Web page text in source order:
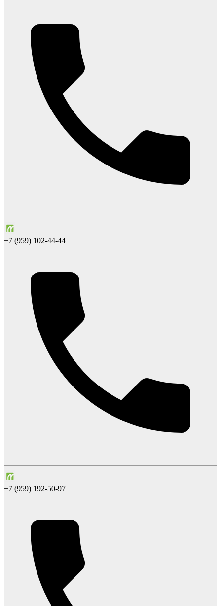
+7 (959) 102-44-44
+7 (959) 192-50-97